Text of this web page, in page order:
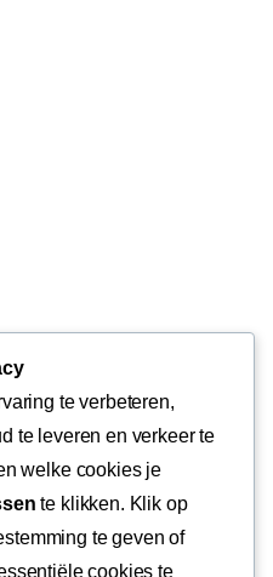
te verbeteren,
te leveren en verkeer te
welke cookies je
te klikken. Klik op
te geven of
cookies te